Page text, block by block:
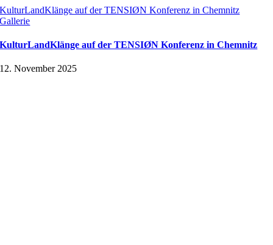
KulturLandKlänge auf der TENSIØN Konferenz in Chemnitz
Gallerie
KulturLandKlänge auf der TENSIØN Konferenz in Chemnitz
12. November 2025